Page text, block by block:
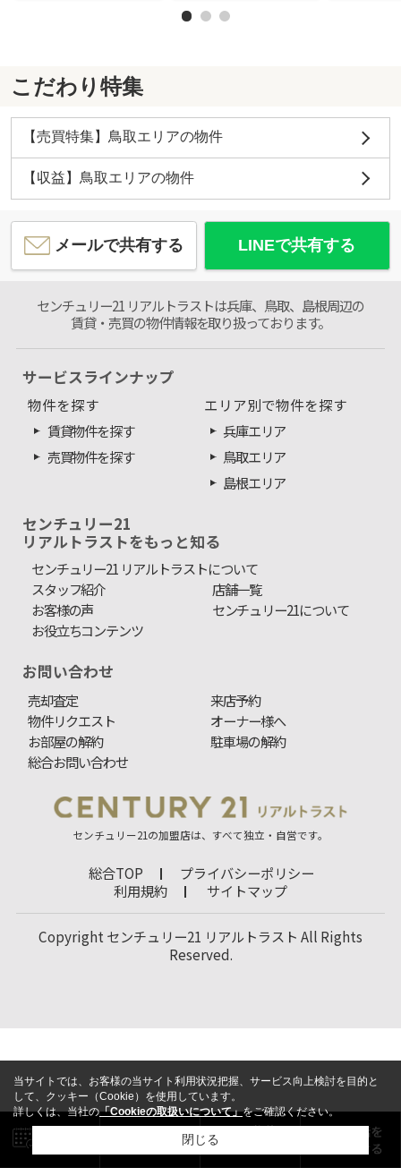
こだわり特集
【売買特集】鳥取エリアの物件
【収益】鳥取エリアの物件
メールで共有する LINEで共有する
センチュリー21 リアルトラストは兵庫、鳥取、島根周辺の
賃貸・売買の物件情報を取り扱っております。
サービスラインナップ
物件を探す
賃貸物件を探す
売買物件を探す
エリア別で物件を探す
兵庫エリア
鳥取エリア
島根エリア
センチュリー21
リアルトラストをもっと知る
センチュリー21 リアルトラストについて
スタッフ紹介
店舗一覧
お客様の声
センチュリー21について
お役立ちコンテンツ
お問い合わせ
売却査定
来店予約
物件リクエスト
オーナー様へ
お部屋の解約
駐車場の解約
総合お問い合わせ
センチュリー21の加盟店は、すべて独立・自営です。
総合TOP
プライバシーポリシー
利用規約
サイトマップ
Copyright センチュリー21 リアルトラスト All Rights
Reserved.
当サイトでは、お客様の当サイト利用状況把握、サービス向上検討を目的と
して、クッキー（Cookie）を使用しています。
詳しくは、当社の「Cookieの取扱いについて」をご確認ください。
閉じる